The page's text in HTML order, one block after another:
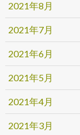
2021年8月
2021年7月
2021年6月
2021年5月
2021年4月
2021年3月